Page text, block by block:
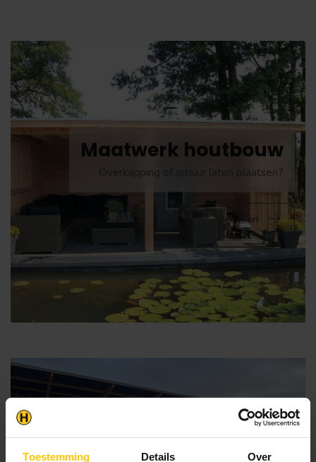
Toestemming Details Over
Maatwerk houtbouw
Overkapping of schuur laten plaatsen?
Bekijken